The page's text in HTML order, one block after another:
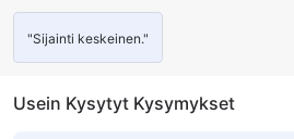
"Sijainti keskeinen."
Usein Kysytyt Kysymykset